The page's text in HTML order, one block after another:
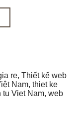
re, Thiết kế web
Nam, thiet ke
tu Viet Nam, web